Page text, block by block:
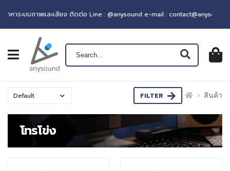
าระบบภาพและเสียง ติดต่อ Line : @anysound e-mail : contact@anysound.co
เปิดเมนู ตะกร้
0฿
FILTER สินค้า
โทรโข่ง